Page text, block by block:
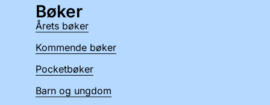
Bøker
Årets bøker
Kommende bøker
Pocketbøker
Barn og ungdom